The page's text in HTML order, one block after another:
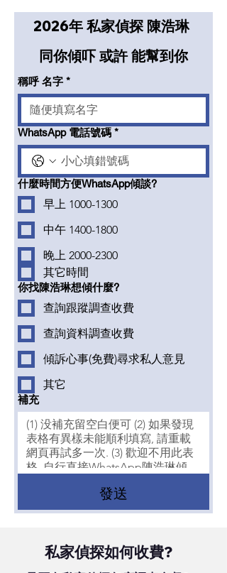
2026年 私家偵探 陳浩琳
同你傾吓 或許 能幫到你
稱呼 名字 *
WhatsApp 電話號碼 *
什麼時間方便WhatsApp傾談?
早上 1000-1300
中午 1400-1800
晚上 2000-2300
其它時間
你找陳浩琳想傾什麼?
查詢跟蹤調查收費
查詢資料調查收費
傾訴心事(免費)尋求私人意見
其它
補充
發送
私家偵探如何收費?